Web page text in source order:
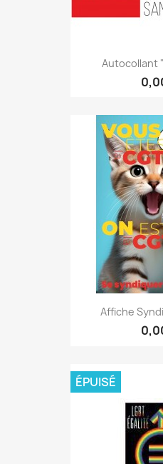
Autocollant
Affiche
ÉPUISÉ